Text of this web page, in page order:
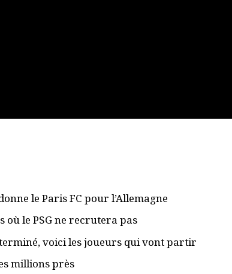
le Paris FC pour l’Allemagne
où le PSG ne recrutera pas
terminé, voici les joueurs qui vont partir
millions près